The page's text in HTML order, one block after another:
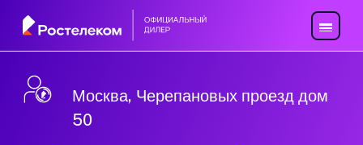
Москва, Черепановых проезд дом
50